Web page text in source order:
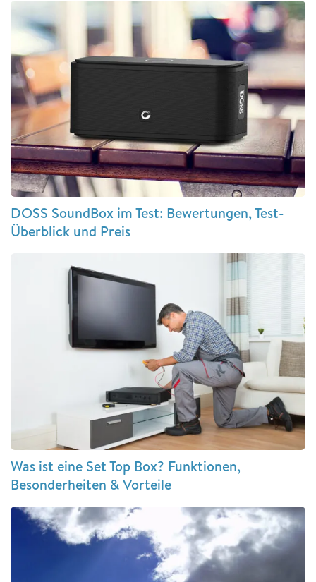
DOSS SoundBox im Test: Bewertungen, Test-
Überblick und Preis
Was ist eine Set Top Box? Funktionen,
Besonderheiten & Vorteile